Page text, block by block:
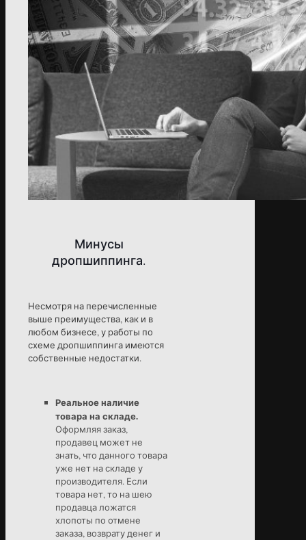
Минусы
дропшиппинга.
Несмотря на перечисленные
выше преимущества, как и в
любом бизнесе, у работы по
схеме дропшиппинга имеются
собственные недостатки.
Реальное наличие
товара на складе.
Оформляя заказ,
продавец может не
знать, что данного товара
уже нет на складе у
производителя. Если
товара нет, то на шею
продавца ложатся
хлопоты по отмене
заказа, возврату денег и